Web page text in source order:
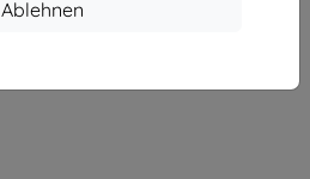
Ablehnen